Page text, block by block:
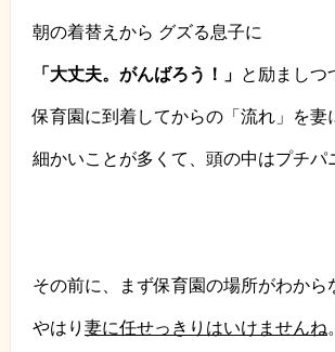
朝の着替えから グズる息子に
「大丈夫。がんばろう！」 と励ましつ
保育園に到着してからの「流れ」を妻
細かいことが多くて、頭の中はプチパ
その前に、まず保育園の場所がわから
やはり 妻に任せっきりはいけませんね。